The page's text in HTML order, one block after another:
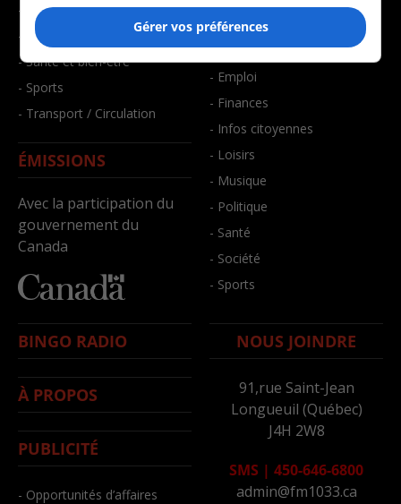
- Environnement
- Faits divers
- Santé et bien-être
- Sports
- Transport / Circulation
ÉMISSIONS
Avec la participation du
gouvernement du
Canada
- Art de vivre
- Bien-être
- Emploi
- Finances
- Infos citoyennes
- Loisirs
- Musique
- Politique
- Santé
- Société
- Sports
BINGO RADIO
À PROPOS
PUBLICITÉ
- Opportunités d’affaires
NOUS JOINDRE
91,rue Saint-Jean
Longueuil (Québec)
J4H 2W8
SMS | 450-646-6800
admin@fm1033.ca
Gérer vos préférences